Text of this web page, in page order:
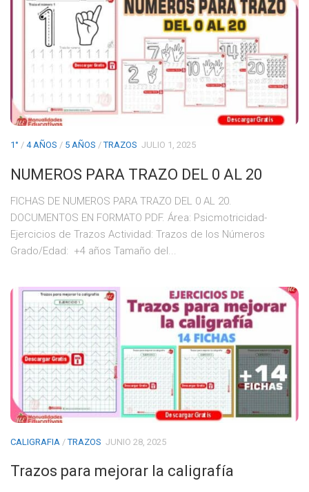
1° / 4 AÑOS / 5 AÑOS /TRAZOS JULIO 1, 2025
NUMEROS PARA TRAZO DEL 0 AL 20
FICHAS DE NUMEROS PARA TRAZO DEL 0 AL 20.
DOCUMENTOS EN FORMATO PDF. Área: Psicmotricidad-
Ejercicios de Trazos Actividad: Trazos de los Números
Grado/Edad: +4 años Tamaño del...
CALIGRAFIA /TRAZOS JUNIO 28, 2025
Trazos para mejorar la caligrafía